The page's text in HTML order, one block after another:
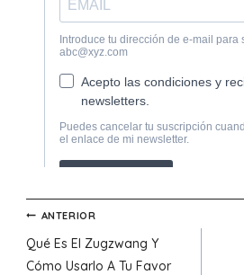
Navegación
de
ANTERIOR
Qué Es El Zugzwang Y
Cómo Usarlo A Tu Favor